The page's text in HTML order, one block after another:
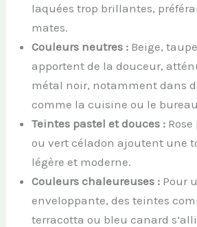
laquées trop brillantes,
mates.
Couleurs neutres : Beige,
apportent de la douceur,
métal noir, notamment dans
comme la cuisine ou le
Teintes pastel et douces :
ou vert céladon ajoutent une
légère et moderne.
Couleurs chaleureuses : Pour
enveloppante, des teintes
terracotta ou bleu canard